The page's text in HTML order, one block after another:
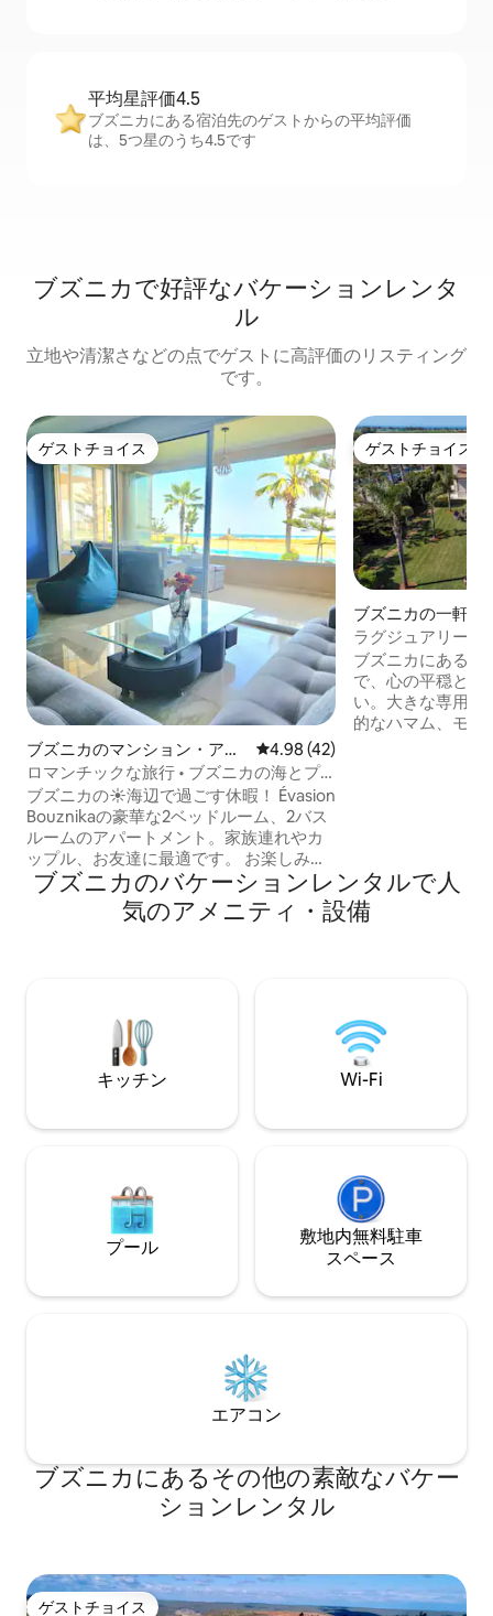
平均星評価4.5
ブズニカにある宿泊先のゲストからの平均評価
は、5つ星のうち4.5です
ブズニカで好評なバケーションレンタ
ル
立地や清潔さなどの点でゲストに高評価のリスティング
です。
ゲストチョイス
ゲストチョイス
ブズニカのマンション・アパ
ート
レビュー42件、5つ星中4.98つ
4.98 (42)
ロマンチックな旅行 • ブズニカの海とプ
ールを眺めよう
ブズニカの☀️海辺で過ごす休暇！ Évasion
Bouznikaの豪華な2ベッドルーム、2バス
ルームのアパートメント。家族連れやカ
ップル、お友達に最適です。 お楽しみく
ださい： 🌊 海の眺め＆ビーチまで徒歩す
ぐ プライベートテラスからプールに🏊直
接アクセス 🛏️ 2ベッド・ルーム+明るいリ
ーションをお約束します！
ゲストチョイス
ゲストチョイス
ブズニカの一軒家
ラグジュアリーヴ
ム、庭園
ブズニカにあるこ
で、心の平穏と快
い。大きな専用プ
的なハマム、モダ
ョンにあり、ビ
くです。 注：現地の規制に基づき、未婚
のモロッコ人カッ
ブズニカのバケーションレンタルで人
気のアメニティ・設備
キッチン Wi-Fi
プール
敷地内無料駐⁠車
ス⁠ペ⁠ー⁠ス
エアコン
ブズニカにあるその他の素敵なバケー
ションレンタル
ゲストチョイス